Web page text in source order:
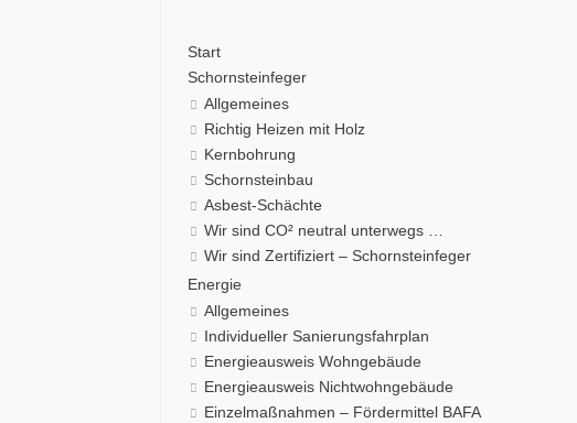
Start
Schornsteinfeger
Allgemeines
Richtig Heizen mit Holz
Kernbohrung
Schornsteinbau
Asbest-Schächte
Wir sind CO² neutral unterwegs …
Wir sind Zertifiziert – Schornsteinfeger
Energie
Allgemeines
Individueller Sanierungsfahrplan
Energieausweis Wohngebäude
Energieausweis Nichtwohngebäude
Einzelmaßnahmen – Fördermittel BAFA